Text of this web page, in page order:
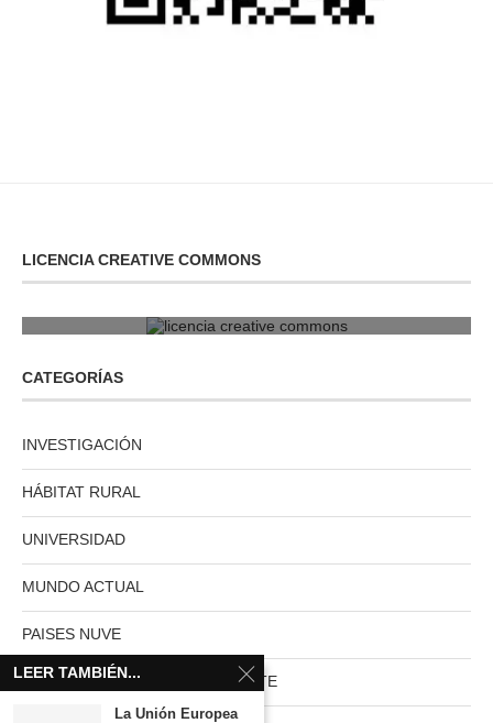
LICENCIA CREATIVE COMMONS
CATEGORÍAS
INVESTIGACIÓN
HÁBITAT RURAL
UNIVERSIDAD
MUNDO ACTUAL
PAISES NUVE
HABITAT RURAL AUTOSUFICIENTE
LEER TAMBIÉN...
La Unión Europea